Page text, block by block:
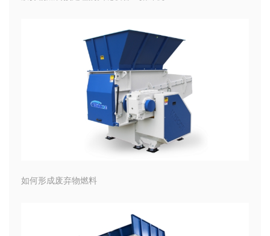
如何形成废弃物燃料